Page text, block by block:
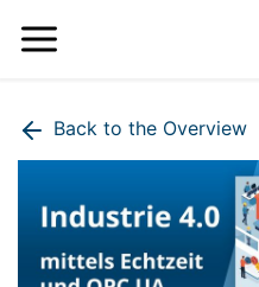
Back to the Overview